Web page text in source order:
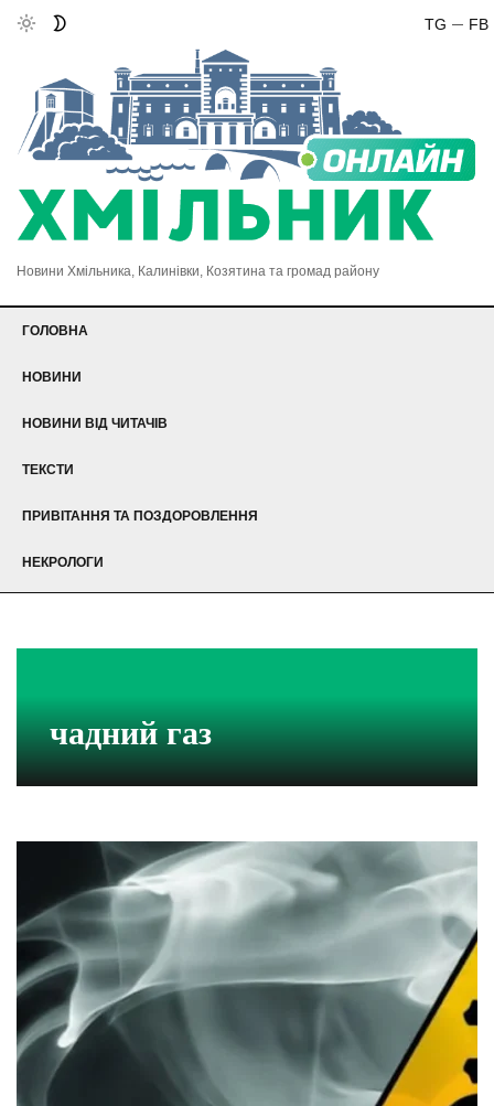
FB
TG
Новини Хмільника, Калинівки, Козятина та громад району
ГОЛОВНА
НОВИНИ
НОВИНИ ВІД ЧИТАЧІВ
ТЕКСТИ
ПРИВІТАННЯ ТА ПОЗДОРОВЛЕННЯ
НЕКРОЛОГИ
чадний газ